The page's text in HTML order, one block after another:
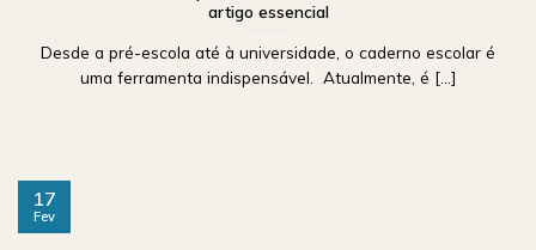
artigo essencial
Desde a pré-escola até à universidade, o caderno escolar é
uma ferramenta indispensável. Atualmente, é [...]
17
Fev